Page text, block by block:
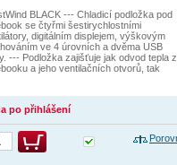
BLACK --- Chladicí podložka pod
se čtyřmi šestirychlostními
digitálním displejem, výškovým
ve 4 úrovních a dvěma USB
--- Podložka zajišťuje jak odvod tepla z
a jeho ventilačních otvorů, tak
po přihlášení